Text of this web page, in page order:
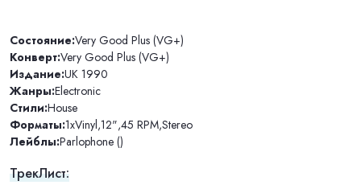
Состояние:Very Good Plus (VG+)
Конверт:Very Good Plus (VG+)
Издание:UK 1990
Жанры:Electronic
Стили:House
Форматы:1xVinyl,12",45 RPM,Stereo
Лейблы:Parlophone ()
ТрекЛист: